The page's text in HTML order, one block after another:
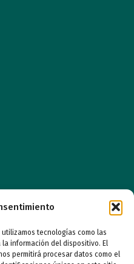
tecnologías como las
información del dispositivo. El
permitirá procesar datos como el